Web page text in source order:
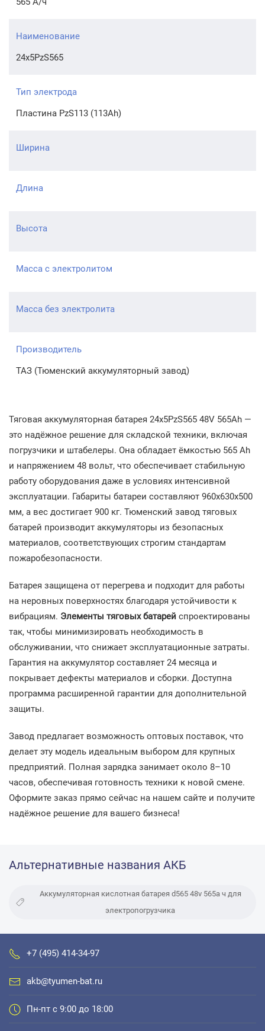
Наименование
24x5PzS565
Тип электрода
Пластина PzS113 (113Ah)
Ширина
Длина
Высота
Масса с электролитом
Масса без электролита
Производитель
ТАЗ (Тюменский аккумуляторный завод)
Тяговая аккумуляторная батарея 24x5PzS565 48V 565Ah —
это надёжное решение для складской техники, включая
погрузчики и штабелеры. Она обладает ёмкостью 565 Ah
и напряжением 48 вольт, что обеспечивает стабильную
работу оборудования даже в условиях интенсивной
эксплуатации. Габариты батареи составляют 960x630x500
мм, а вес достигает 900 кг. Тюменский завод тяговых
батарей производит аккумуляторы из безопасных
материалов, соответствующих строгим стандартам
пожаробезопасности.
Батарея защищена от перегрева и подходит для работы
на неровных поверхностях благодаря устойчивости к
вибрациям. Элементы тяговых батарей спроектированы
так, чтобы минимизировать необходимость в
обслуживании, что снижает эксплуатационные затраты.
Гарантия на аккумулятор составляет 24 месяца и
покрывает дефекты материалов и сборки. Доступна
программа расширенной гарантии для дополнительной
защиты.
Завод предлагает возможность оптовых поставок, что
делает эту модель идеальным выбором для крупных
предприятий. Полная зарядка занимает около 8–10
часов, обеспечивая готовность техники к новой смене.
Оформите заказ прямо сейчас на нашем сайте и получите
надёжное решение для вашего бизнеса!
Альтернативные названия АКБ
Аккумуляторная кислотная батарея d565 48v 565а ч для
электропогрузчика
+7 (495) 414-34-97
akb@tyumen-bat.ru
Пн-пт с 9:00 до 18:00